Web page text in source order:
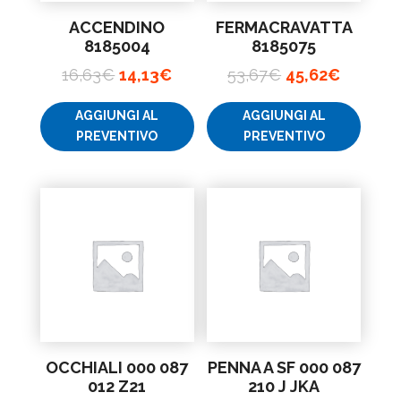
ACCENDINO
8185004
16,63€ Il
prezzo
originale
era:
14,13€Il
prezzo
attuale
è:
AGGIUNGI AL
PREVENTIVO
FERMACRAVATTA
8185075
53,67€ Il
prezzo
originale
era:
45,62€Il
prezzo
attuale
è:
AGGIUNGI AL
PREVENTIVO
OCCHIALI 000 087
012 Z21
PENNA A SF 000 087
210 J JKA